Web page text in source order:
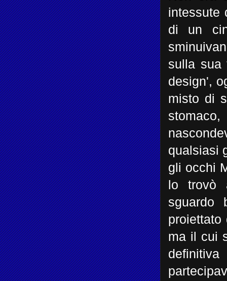
intessute
di un
sulla sua
design',
misto di
qualsiasi
gli occhi
lo trovò
sguardo
ma il cui